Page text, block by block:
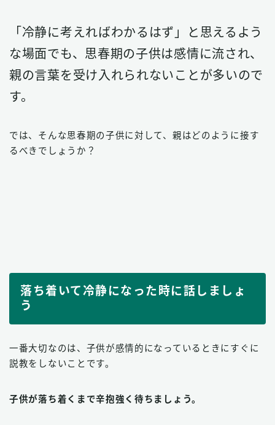
「冷静に考えればわかるはず」と思えるよう
な場面でも、思春期の子供は感情に流され、
親の言葉を受け入れられないことが多いので
す。
では、そんな思春期の子供に対して、親はどのように接す
るべきでしょうか？
落ち着いて冷静になった時に話しましょ
う
一番大切なのは、子供が感情的になっているときにすぐに
説教をしないことです。
子供が落ち着くまで辛抱強く待ちましょう。